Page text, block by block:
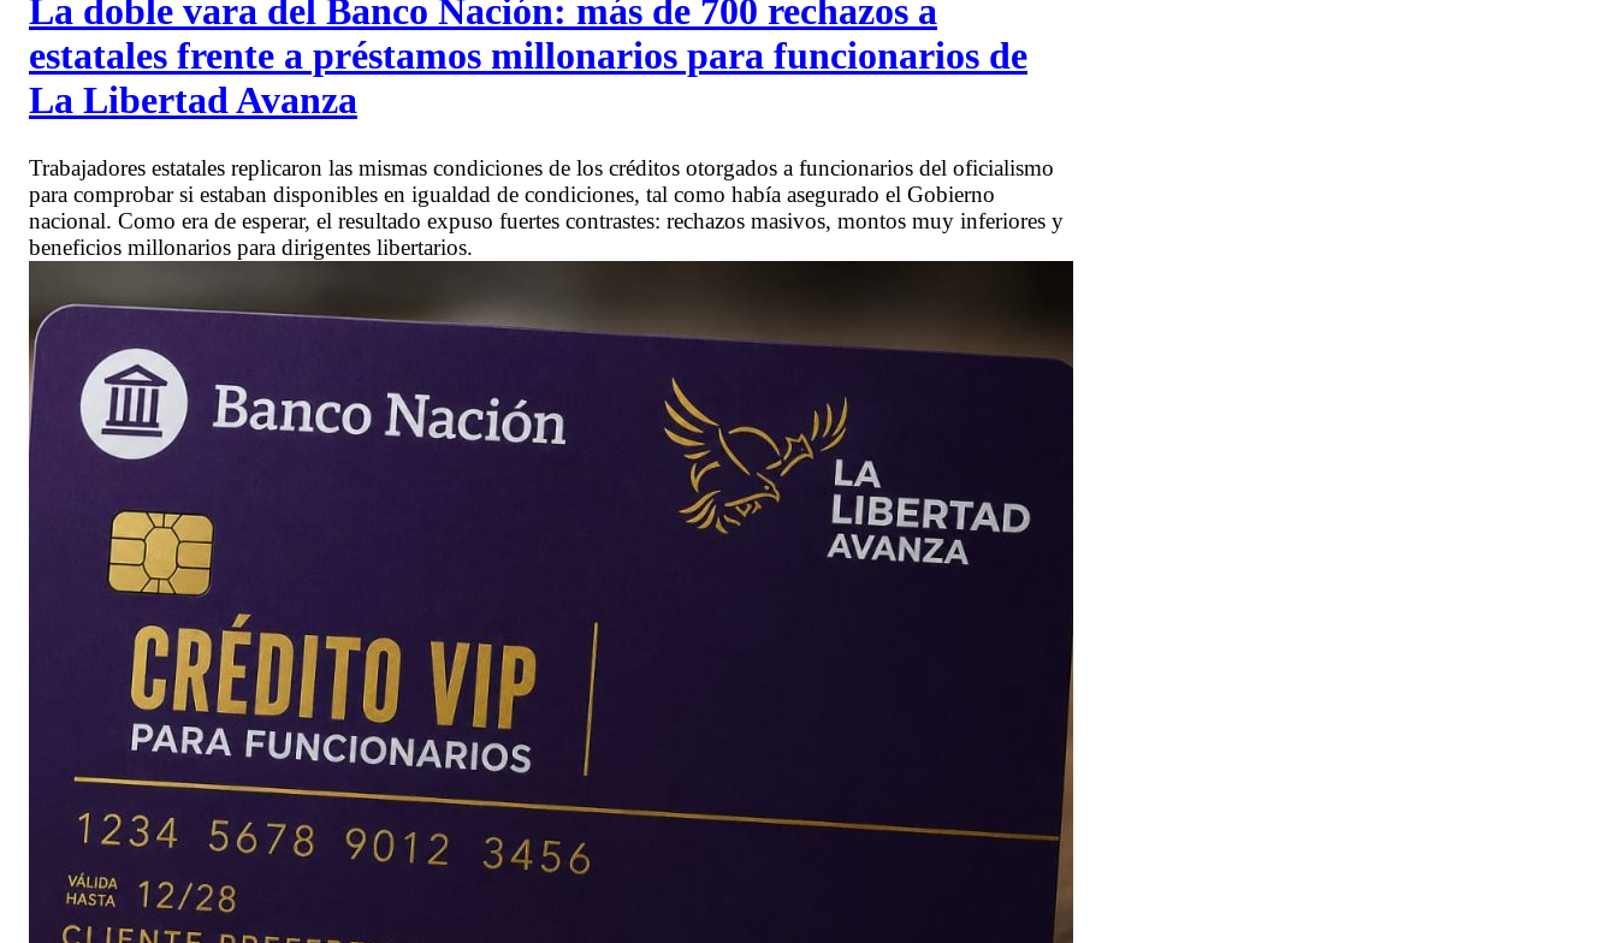
La doble vara del Banco Nación: más de 700 rechazos a
estatales frente a préstamos millonarios para funcionarios de
La Libertad Avanza
Trabajadores estatales replicaron las mismas condiciones de los créditos otorgados a funcionarios del oficialismo
para comprobar si estaban disponibles en igualdad de condiciones, tal como había asegurado el Gobierno
nacional. Como era de esperar, el resultado expuso fuertes contrastes: rechazos masivos, montos muy inferiores y
beneficios millonarios para dirigentes libertarios.